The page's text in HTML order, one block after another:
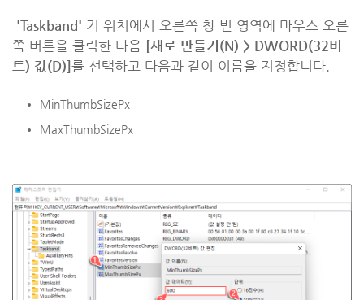
'Taskband' 키 위치에서 오른쪽 창 빈 영역에 마우스 오른
쪽 버튼을 클릭한 다음 [새로 만들기(N) > DWORD(32비
트) 값(D)]를 선택하고 다음과 같이 이름을 지정합니다.
MinThumbSizePx
MaxThumbSizePx